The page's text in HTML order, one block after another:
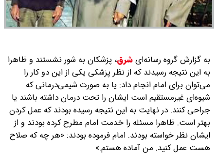
به گزارش گروه رسانه‌ایشرق، پزشکان به شور نشستند و ظاهرا
به این نتیجه رسیدند که از نظر پزشکی یکی از این دو کار را
می‌توان برای امام انجام داد: یا به صورت شیمی‌درمانی که
شیوه‌ای غیرمستقیم است ایشان را تحت درمان داشته باشند یا
جراحی کنند. در نهایت به این نتیجه رسیده بودند که عمل کردن
بهتر است. ظاهرا مسئله را خدمت امام مطرح کرده بودند و از
ایشان نظر خواسته بودند. امام فرموده بودند: «هر چه که صلاح
هست عمل کنید. من آماده هستم.»